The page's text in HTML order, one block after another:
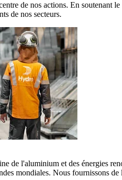
de nos actions. En soutenant
de nos secteurs.
de l'aluminium et des énergies
mondiales. Nous fournissons